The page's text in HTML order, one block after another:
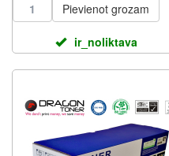
Pievienot grozam
ir_noliktava